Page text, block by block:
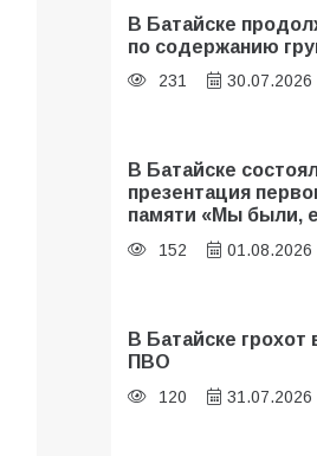
В Батайске
по содержанию
231 30.07.2026
В Батайске
презентация
памяти «Мы были,
152 01.08.2026
В Батайске грохот
ПВО
120 31.07.2026